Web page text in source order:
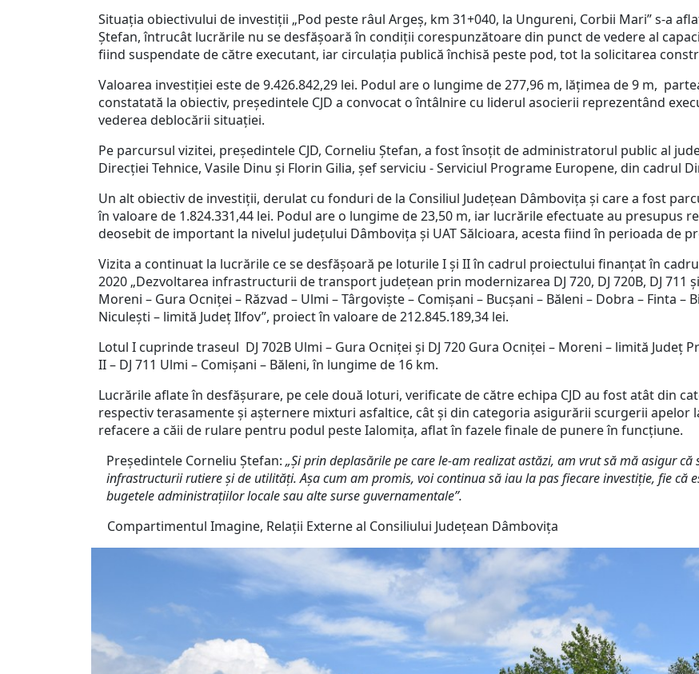
Situația obiectivului de investiții „Pod peste râul Argeș, km 31+040, la Ungureni, Corbii Mari” s-a
Ștefan, întrucât lucrările nu se desfășoară în condiții corespunzătoare din punct de vedere al
fiind suspendate de către executant, iar circulația publică închisă peste pod, tot la solicitarea
Valoarea investiției este de 9.426.842,29 lei. Podul are o lungime de 277,96 m, lățimea de 9 m,
constatată la obiectiv, președintele CJD a convocat o întâlnire cu liderul asocierii reprezentând
vederea deblocării situației.
Pe parcursul vizitei, președintele CJD, Corneliu Ștefan, a fost însoțit de administratorul public al
Direcției Tehnice, Vasile Dinu și Florin Gilia, șef serviciu - Serviciul Programe Europene, din cadrul
Un alt obiectiv de investiții, derulat cu fonduri de la Consiliul Județean Dâmbovița și care a fost
în valoare de 1.824.331,44 lei. Podul are o lungime de 23,50 m, iar lucrările efectuate au presupus
deosebit de important la nivelul județului Dâmbovița și UAT Sălcioara, acesta fiind în perioada de
Vizita a continuat la lucrările ce se desfășoară pe loturile I și II în cadrul proiectului finanțat în
2020 „Dezvoltarea infrastructurii de transport județean prin modernizarea DJ 720, DJ 720B, DJ 711
Moreni – Gura Ocniței – Răzvad – Ulmi – Târgoviște – Comișani – Bucșani – Băleni – Dobra – Finta –
Niculești – limită Județ Ilfov”, proiect în valoare de 212.845.189,34 lei.
Lotul I cuprinde traseul DJ 702B Ulmi – Gura Ocniței și DJ 720 Gura Ocniței – Moreni – limită Județ
II – DJ 711 Ulmi – Comișani – Băleni, în lungime de 16 km.
Lucrările aflate în desfășurare, pe cele două loturi, verificate de către echipa CJD au fost atât din
respectiv terasamente și așternere mixturi asfaltice, cât și din categoria asigurării scurgerii
refacere a căii de rulare pentru podul peste Ialomița, aflat în fazele finale de punere în funcțiune.
Președintele Corneliu Ștefan: „Și prin deplasările pe care le-am realizat astăzi, am vrut să mă asigur
infrastructurii rutiere și de utilități. Așa cum am promis, voi continua să iau la pas fiecare investiție, fie că
bugetele administrațiilor locale sau alte surse guvernamentale”.
Compartimentul Imagine, Relații Externe al Consiliului Județean Dâmbovița